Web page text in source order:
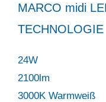
MARCO midi
TECHNOLOGIE
24W
2100lm
3000K Warmweiß